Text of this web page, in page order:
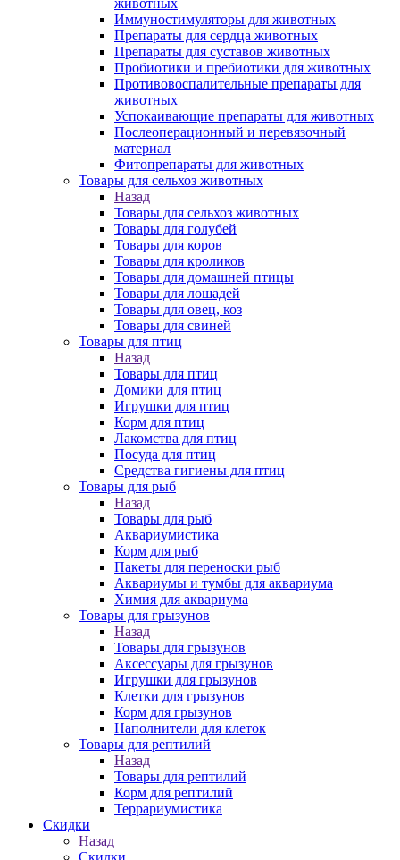
животных
Иммуностимуляторы для животных
Препараты для сердца животных
Препараты для суставов животных
Пробиотики и пребиотики для животных
Противовоспалительные препараты для
животных
Успокаивающие препараты для животных
Послеоперационный и перевязочный
материал
Фитопрепараты для животных
Товары для сельхоз животных
Назад
Товары для сельхоз животных
Товары для голубей
Товары для коров
Товары для кроликов
Товары для домашней птицы
Товары для лошадей
Товары для овец, коз
Товары для свиней
Товары для птиц
Назад
Товары для птиц
Домики для птиц
Игрушки для птиц
Корм для птиц
Лакомства для птиц
Посуда для птиц
Средства гигиены для птиц
Товары для рыб
Назад
Товары для рыб
Аквариумистика
Корм для рыб
Пакеты для переноски рыб
Аквариумы и тумбы для аквариума
Химия для аквариума
Товары для грызунов
Назад
Товары для грызунов
Аксессуары для грызунов
Игрушки для грызунов
Клетки для грызунов
Корм для грызунов
Наполнители для клеток
Товары для рептилий
Назад
Товары для рептилий
Корм для рептилий
Террариумистика
Скидки
Назад
Скидки